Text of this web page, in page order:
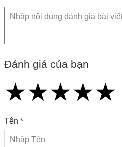
Đánh giá của bạn
★
★★
★★★
★★★★
★★★★★
Tên *